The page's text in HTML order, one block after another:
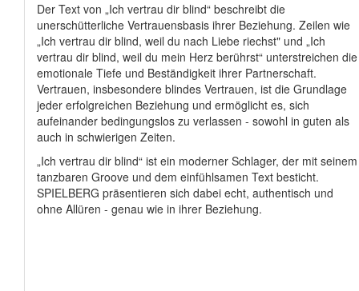
Der Text von „Ich vertrau dir blind“ beschreibt die
unerschütterliche Vertrauensbasis ihrer Beziehung. Zeilen wie
„Ich vertrau dir blind, weil du nach Liebe riechst" und „Ich
vertrau dir blind, weil du mein Herz berührst“ unterstreichen die
emotionale Tiefe und Beständigkeit ihrer Partnerschaft.
Vertrauen, insbesondere blindes Vertrauen, ist die Grundlage
jeder erfolgreichen Beziehung und ermöglicht es, sich
aufeinander bedingungslos zu verlassen - sowohl in guten als
auch in schwierigen Zeiten.
„Ich vertrau dir blind“ ist ein moderner Schlager, der mit seinem
tanzbaren Groove und dem einfühlsamen Text besticht.
SPIELBERG präsentieren sich dabei echt, authentisch und
ohne Allüren - genau wie in ihrer Beziehung.